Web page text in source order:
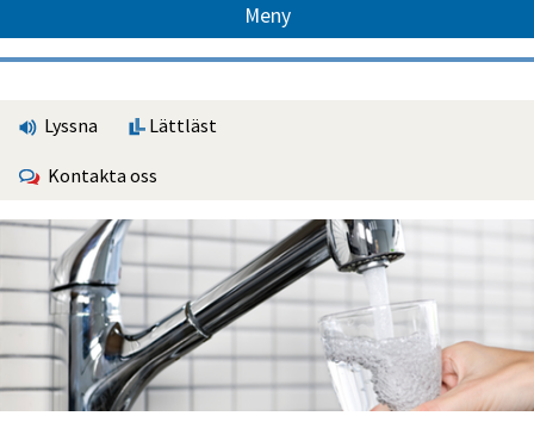
Meny
Lyssna Lättläst
Kontakta oss